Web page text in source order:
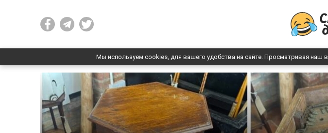
Мы используем cookies, для вашего удобства на сайте. Просматривая наш